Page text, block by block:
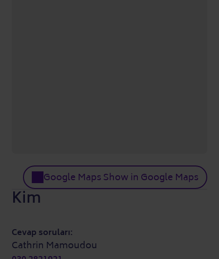
Google Maps Show in Google Maps
Kim
Cevap soruları:
Cathrin Mamoudou